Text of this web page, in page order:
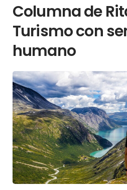
Columna de
Turismo con
humano